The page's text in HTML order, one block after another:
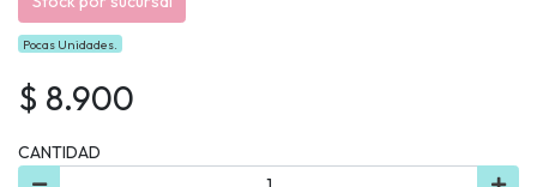
Pocas Unidades.
$ 8.900
CANTIDAD